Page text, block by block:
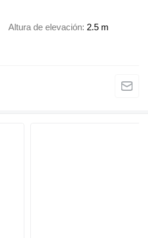
Altura de elevación 2.5 m